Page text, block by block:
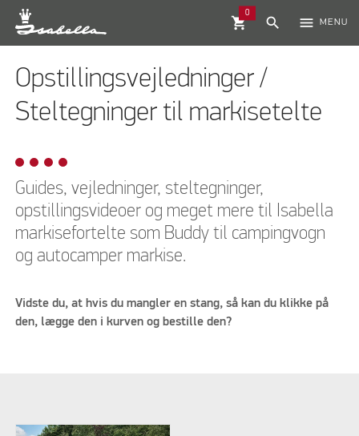
shopping_cart
0
search menu MENU
Opstillingsvejledninger /
Steltegninger til markisetelte
Guides, vejledninger, steltegninger,
opstillingsvideoer og meget mere til Isabella
markisefortelte som Buddy til campingvogn
og autocamper markise.
Vidste du, at hvis du mangler en stang, så kan du klikke på
den, lægge den i kurven og bestille den?